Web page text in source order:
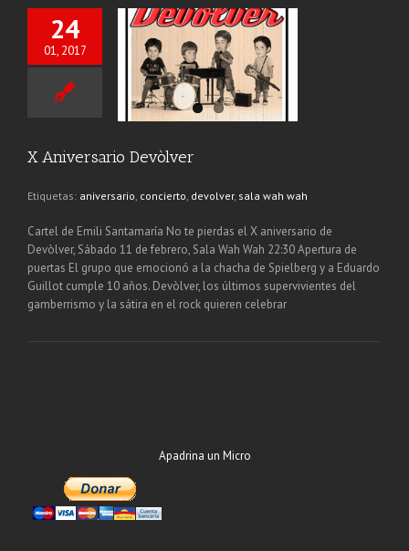
24
01, 2017
X Aniversario Devòlver
Etiquetas: aniversario concierto devolver, sala wah wah
Cartel de Emili Santamaría No te pierdas el X aniversario de
Devòlver, Sábado 11 de febrero, Sala Wah Wah 22:30 Apertura de
puertas El grupo que emocionó a la chacha de Spielberg y a Eduardo
Guillot cumple 10 años. Devòlver, los últimos supervivientes del
gamberrismo y la sátira en el rock quieren celebrar
Apadrina un Micro